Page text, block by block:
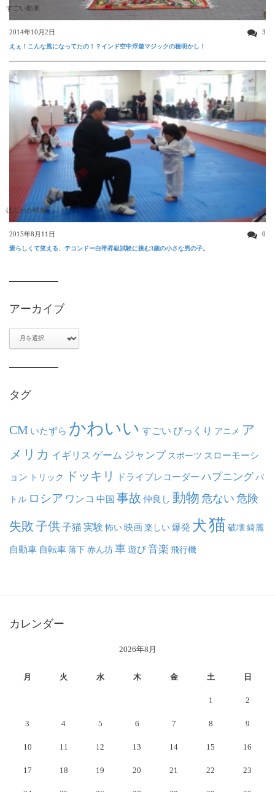
すごい動画
2014年10月2日 3
えぇ！こんな風になってたの！？インド空中浮遊マジックの種明かし！
ほんわか映像
2015年8月11日 0
愛らしくて笑える、テコンドー白帯昇級試験に挑む3歳の小さな男の子。
アーカイブ
タグ
CM いたずら かわいい すごい びっくり アニメ ア
メリカ イギリス ゲーム ジャンプ スポーツ スローモーシ
ョン トリック ドッキリ ドライブレコーダー ハプニング バ
トル ロシア ワンコ 中国 事故 仲良し 動物 危ない 危険
失敗子供子猫実験 怖い映画楽しい爆発 犬猫 破壊綺麗
自動車 自転車落下赤ん坊車遊び音楽 飛行機
カレンダー
2026年8月
月 火 水 木 金 土 日
1 2
3 4 5 6 7 8 9
10 11 12 13 14 15 16
17 18 19 20 21 22 23